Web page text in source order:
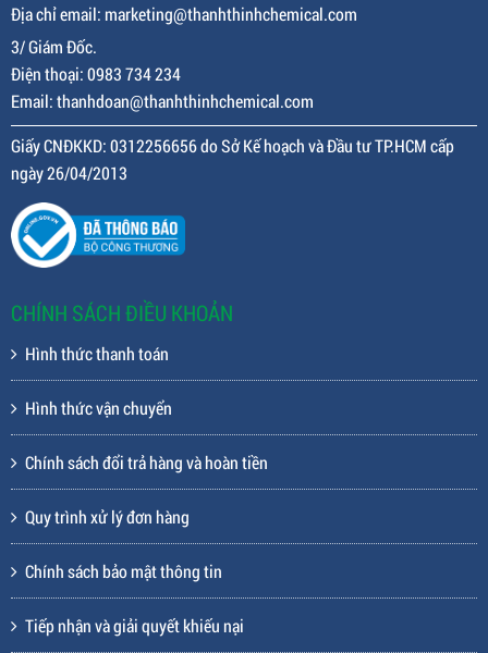
Địa chỉ email: marketing@thanhthinhchemical.com
3/ Giám Đốc.
Điện thoại: 0983 734 234
Email: thanhdoan@thanhthinhchemical.com
Giấy CNĐKKD: 0312256656 do Sở Kế hoạch và Đầu tư TP.HCM cấp
ngày 26/04/2013
CHÍNH SÁCH ĐIỀU KHOẢN
Hình thức thanh toán
Hình thức vận chuyển
Chính sách đổi trả hàng và hoàn tiền
Quy trình xử lý đơn hàng
Chính sách bảo mật thông tin
Tiếp nhận và giải quyết khiếu nại